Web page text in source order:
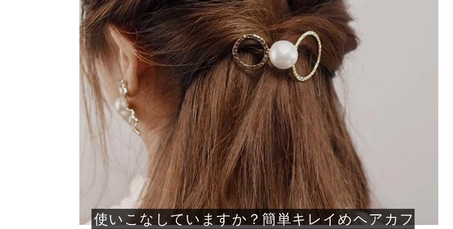
トリートメントの付け方で
仕上がりが変わる｜効かな
い原因...
トリートメントの付け方で仕上がりは
大きく変わります。今回は、毛先中心
の塗り...
メガネ
朝の5分が変わる！寝癖がつ
かない予防方法と時短寝癖
直し...
新生活シーズン、朝の身支度を少しで
も短くしたい人は多いはず。じつは寝
癖は、...
かえで
髪のくすみが気になる人
へ！2026春トレンドの明る
めく...
2026春のトレンドカラーは明るめのく
すみカラーです。ただし、髪がすでに
く...
さくら
ツヤと透明感で垢抜ける！
自然なヘアカラーで作る
「きれい...
職場で浮かない落ち着いたトーンにし
たいけれど、どこか垢抜けた印象にし
たいと...
さくら
2026年のショートウルフ最
新トレンドとは？ナチュラ
ル...
2026年のショートウルフは、ナチュラ
ルでエアリーな仕上がりが今っぽい正
解...
かえで
ルーズウェーブとは？2026
年の注目スタイルと長さ別
の...
2026年はレイヤーカットを使った髪型
のトレンドと重なり、ルーズウェーブ
ヘ...
かえで
美容室に行くのが恥ずかし
い？髪質の変化に気づいた
時こそ...
しばらく美容室に行けていないし、そ
ろそろ髪型を変えて気分転換したいと
思って...
メガネ
お気に入りのお店が倒産し
た後の美容室の探し方！失
敗しに...
美容室を倒産する数が増えているとい
うニュースがありました。もともと美
容室の...
かえで
ヘッドスパの落とし穴！知
らないと損する真実
ヘッドスパは、頭皮の汚れを落として
血行を促進し、リラックス効果や美髪
効果が...
さろめ
頭皮を刺激してお顔のリフ
トアップ♪毎日こつこつカン
タン小顔☆
毎日のちょっとした習慣で小顔は作れ
る！頭のこりをほぐしてフェイスライ
ンのリ...
chicca
髪を育てるには？毎日の洗
い方と生活習慣を見直す基
本ケア
髪をきれいに育てるには高価なアイテ
ムを増やす前に、洗い方や乾かし方、
頭皮の...
さくら
頭皮マッサージで目がぱっ
ちりする理由は？具体的な
やり方...
目元の印象を左右するのは目そのもの
ではなく、頭皮の状態かもしれませ
ん。以下...
メガネ
発酵エキスシャンプーって
何がいいの？無印良品など
のシャ...
スキンケアで人気の発酵成分が、シャ
ンプーにも広がっています。無印良品
などの...
さくら
アイロンが苦手でも大丈
夫！ブラッシング感覚で使
えるヘア...
ヘアアイロンを使うのが苦手、火傷が
怖いと感じている方はいないでしょう
か？そ...
さくら
ミニマリストのメイク術｜
少ないアイテムで「自分ら
しい美...
「たくさんのコスメを持っているの
に、実際に使っているのはいつも同じ
ものばか...
あおい
V3ファンデーションは危な
い？針の仕組み・全4種比
較・...
メイクをしている時間も、スキンケア
の時間に変えるという発想から生まれ
たのが...
あかり
針で小顔を目指す！美容鍼
の効果と後悔しない選び方
のポイント
フェイスラインをすっきりさせたいと
いうお悩みを抱えている方はいないで
しょう...
あかり
リンパマッサージと経絡マ
ッサージの違いとは？効果
と、自...
サロンのメニューを見ていると、「リ
ンパマッサージ」の他に「経絡マッサ
ージ」...
あかり
化粧ノリが変わる「顔脱
毛」。4つのメリットと、始
める前...
顔の産毛をカミソリで剃って、毛抜き
で抜くなど、日々の自己処理を手間に
感じて...
あおい
子供の脱毛、日焼け肌はN
G？親子で学ぶ、安心・安全
なエ...
「ムダ毛が気になる」とお子さんが悩
んでいる姿を見て、エステ脱毛を検討
し始め...
あおい
2026年運気アップネイルガ
イドを公開！幸運を呼ぶ色
と...
最近、なんとなく運気が停滞している
気がすると悩んでいないでしょうか？
じつは...
あおい
そのネイル、本当に似合っ
てる？指先をきれいに見え
るのは...
SNSや雑誌で見かけた素敵なネイルデ
ザインを、いざ自分の爪に試してみた
ら、...
さな
急に小じわが増えた？原因
と種類の見分け方＆自宅で
できる...
ふと鏡を見て、急に小じわが増えたと
落ち込んでいないでしょうか？じつは
その原...
あおい
ルルルン ハイドラのどれが
良い？その違いは？PDRN
や...
ルルルン ハイドラシリーズを使いたい
けれど、種類が多くてどれを選べばい
いか...
さな
人の手ならではの痩身効
果。オールハンドエステの
魅力と、...
痩身エステと一言で言っても、最新の
機器を使ったものから、昔ながらの手
技によ...
あかり
その医療ダイエット、後悔
しませんか？失敗する人の
共通点...
医師の管理のもと、科学的根拠に基づ
いて行う「医療ダイエット」は、自己
流のダ...
さな
使いこなしていますか？簡単キレイめヘアカフ